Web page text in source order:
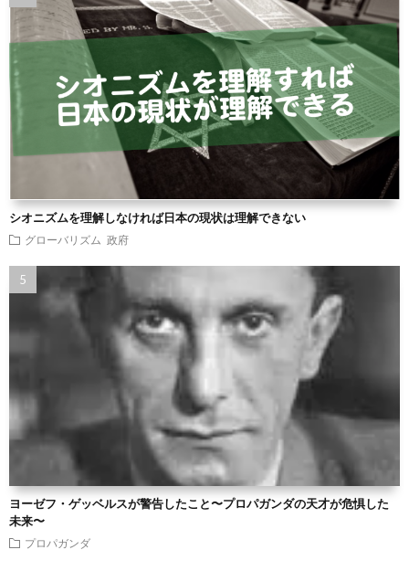
シオニズムを理解しなければ日本の現状は理解できない
グローバリズム 政府
ヨーゼフ・ゲッベルスが警告したこと〜プロパガンダの天才が危惧した
未来〜
プロパガンダ